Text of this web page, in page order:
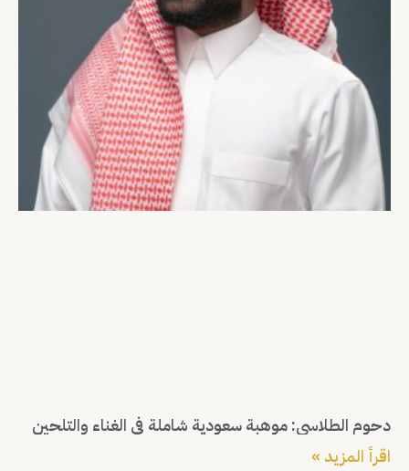
دحوم الطلاسي: موهبة سعودية شاملة في الغناء والتلحين
اقرأ المزيد »